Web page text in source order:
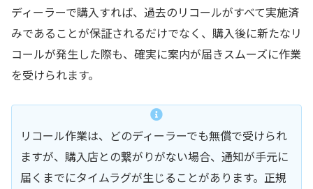
ディーラーで購入すれば、過去のリコールがすべて実施済
みであることが保証されるだけでなく、購入後に新たなリ
コールが発生した際も、確実に案内が届きスムーズに作業
を受けられます。
リコール作業は、どのディーラーでも無償で受けられ
ますが、購入店との繋がりがない場合、通知が手元に
届くまでにタイムラグが生じることがあります。正規